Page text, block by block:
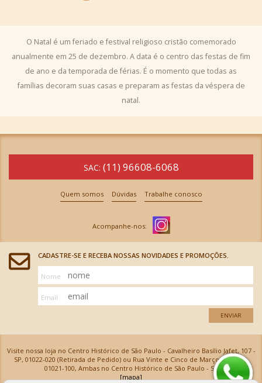
O Natal é um feriado e festival religioso cristão comemorado
anualmente em 25 de dezembro. A data é o centro das festas de fim
de ano e da temporada de férias. É o momento que todas as
famílias decoram suas casas e preparam as festas da véspera de
natal.
SAC: (11) 96608-6068
Quem somos Dúvidas Trabalhe conosco
CADASTRE-SE E RECEBA NOSSAS NOVIDADES E PROMOÇÕES.
Nome
Email
ENVIAR
Visite nossa loja no Centro Histórico de São Paulo - Cavalheiro Basílio Jafet, 107 -
SP, 01022-020 (Retirada de Pedido) ou Rua Vinte e Cinco de Março, 576 - SP,
01021-100, Ambas no Centro Histórico de São Paulo - SP
[mapa]